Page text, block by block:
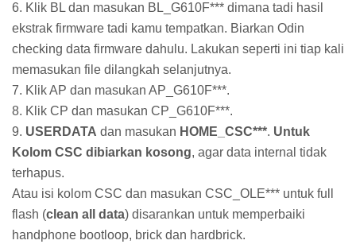
6. Klik BL dan masukan BL_G610F*** dimana tadi hasil
ekstrak firmware tadi kamu tempatkan. Biarkan Odin
checking data firmware dahulu. Lakukan seperti ini tiap kali
memasukan file dilangkah selanjutnya.
7. Klik AP dan masukan AP_G610F***.
8. Klik CP dan masukan CP_G610F***.
9. USERDATA dan masukan HOME_CSC***. Untuk
Kolom CSC dibiarkan kosong, agar data internal tidak
terhapus.
Atau isi kolom CSC dan masukan CSC_OLE*** untuk full
flash (clean all data) disarankan untuk memperbaiki
handphone bootloop, brick dan hardbrick.